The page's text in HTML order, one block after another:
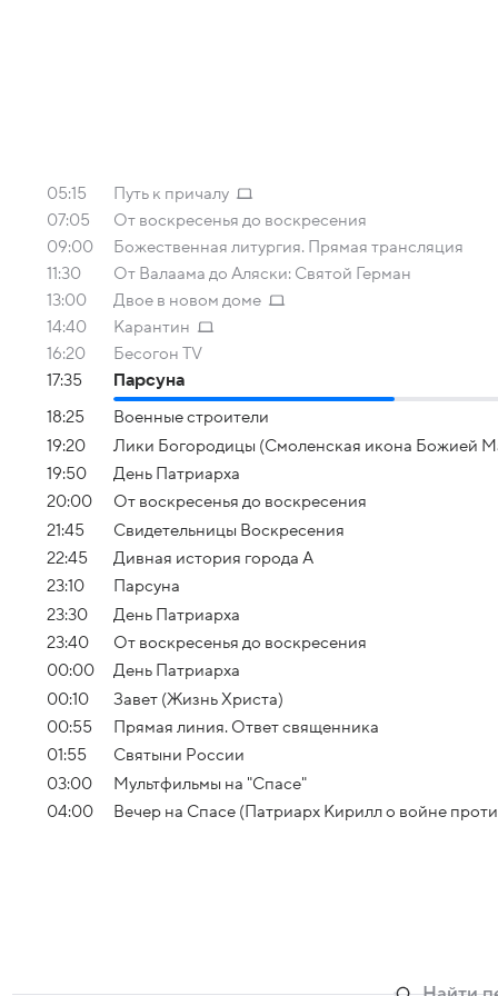
05:15
Путь к причалу
07:05
От воскресенья до воскресения
09:00
Божественная литургия. Прямая трансляция
11:30
От Валаама до Аляски: Святой Герман
13:00
Двое в новом доме
14:40
Карантин
16:20
Бесогон TV
17:35
Парсуна
18:25
Военные строители
19:20
Лики Богородицы (Смоленская икона Божией
19:50
День Патриарха
20:00
От воскресенья до воскресения
21:45
Свидетельницы Воскресения
22:45
Дивная история города А
23:10
Парсуна
23:30
День Патриарха
23:40
От воскресенья до воскресения
00:00
День Патриарха
00:10
Завет (Жизнь Христа)
00:55
Прямая линия. Ответ священника
01:55
Святыни России
03:00
Мультфильмы на "Спасе"
04:00
Вечер на Спасе (Патриарх Кирилл о войне